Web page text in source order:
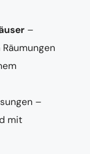
–
–
mit